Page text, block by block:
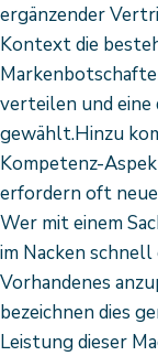
ergänzender
Kontext die
verteilen und
gewählt.Hinzu
Kompetenz-
erfordern oft
Wer mit einem
im Nacken
Vorhandenes
bezeichnen dies
Leistung dieser